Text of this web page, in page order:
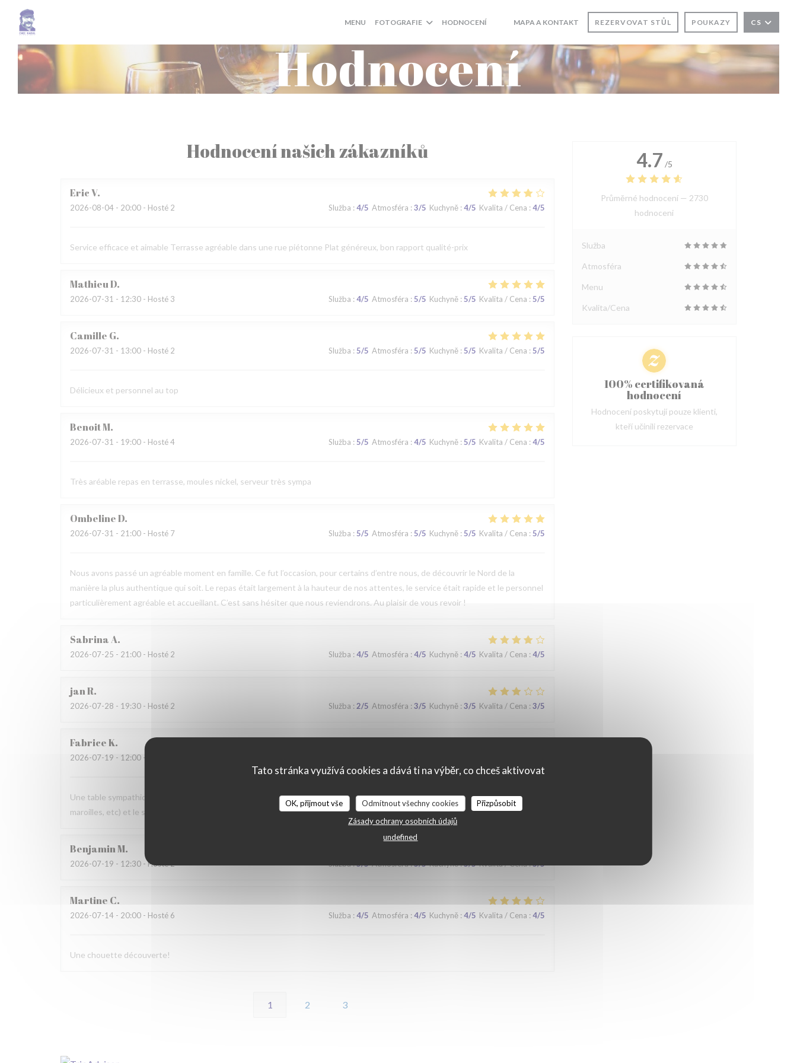
Panel pro správu cookies
Tato stránka využívá cookies a dává ti na výběr, co chceš aktivovat
OK, přijmout vše Odmítnout všechny cookies
Přizpůsobit
Zásady ochrany osobních údajů
undefined
MENU FOTOGRAFIE HODNOCENÍ
((OTEVŘE SE V NOVÉM OKNĚ))
((OTEVŘE SE V NOVÉM OKNĚ))
MAPA A KONTAKT REZERVOVAT STŮL POUKAZY CS
Hodnocení
Hodnocení našich zákazníků
EricV
2026-08-04 - 20:00 - Hosté 2 Služba : 4/5 Atmosféra : 3/5 Kuchyně: 4/5 Kvalita / Cena : 4/5
Service efficace et aimable Terrasse agréable dans une rue piétonne Plat généreux, bon rapport qualité-prix
MathieuD
2026-07-31 - 12:30 - Hosté 3 Služba : 4/5 Atmosféra : 5/5 Kuchyně: 5/5 Kvalita / Cena : 5/5
Camille G
2026-07-31 - 13:00 - Hosté 2 Služba : 5/5 Atmosféra : 5/5 Kuchyně: 5/5 Kvalita / Cena : 5/5
Délicieux et personnel au top
BenoitM
2026-07-31 - 19:00 - Hosté 4 Služba : 5/5 Atmosféra : 4/5 Kuchyně: 5/5 Kvalita / Cena : 4/5
Très aréable repas en terrasse, moules nickel, serveur très sympa
OmbelineD
2026-07-31 - 21:00 - Hosté 7 Služba : 5/5 Atmosféra : 5/5 Kuchyně: 5/5 Kvalita / Cena : 5/5
Nous avons passé un agréable moment en famille. Ce fut l’occasion, pour certains d’entre nous, de découvrir le Nord de la
manière la plus authentique qui soit. Le repas était largement à la hauteur de nos attentes, le service était rapide et le personnel
particulièrement agréable et accueillant. C’est sans hésiter que nous reviendrons. Au plaisir de vous revoir !
SabrinaA
2026-07-25 - 21:00 - Hosté 2 Služba : 4/5 Atmosféra : 4/5 Kuchyně: 4/5 Kvalita / Cena : 4/5
janR
2026-07-28 - 19:30 - Hosté 2 Služba : 2/5 Atmosféra : 3/5 Kuchyně: 3/5 Kvalita / Cena : 3/5
FabriceK
2026-07-19 - 12:00 - Hosté 3
Une table sympathique avec son atmosphère authentique. Nous avons apprécié notre déjeuner (moule, carbonade, flamiche au
maroilles, etc) et le service. Pourquoi pas y retourner lors d'un prochaine passage à Lilles.
BenjaminM
2026-07-19 - 12:30 - Hosté 2 Služba:5/5 Atmosféra:5/5 Kuchyně:5/5 Kvalita / Cena:5/5
Martine C
2026-07-14 - 20:00 - Hosté 6 Služba : 4/5 Atmosféra : 4/5 Kuchyně: 4/5 Kvalita / Cena : 4/5
Une chouette découverte!
1 2 3
4.7 /5
Průměrné hodnocení — 2730
hodnoceni
Služba
Atmosféra
Menu
Kvalita/Cena
100% certifikovaná
hodnocení
Hodnocení poskytují pouze klienti,
kteří učinili rezervace